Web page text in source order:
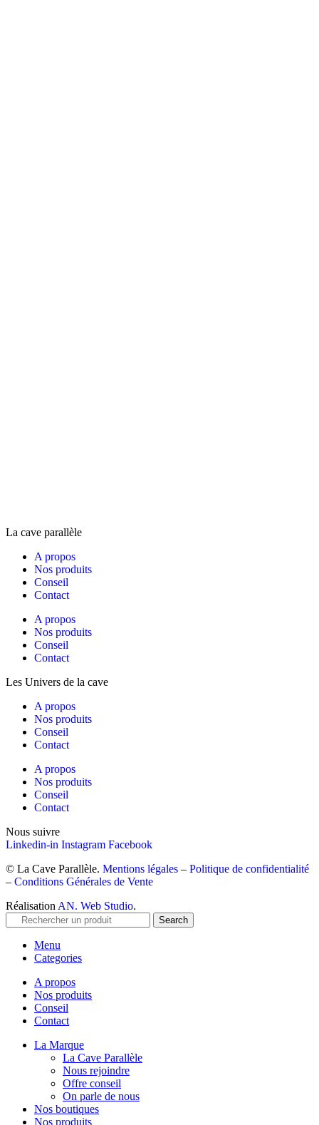
La cave parallèle
A propos
Nos produits
Conseil
Contact
A propos
Nos produits
Conseil
Contact
Les Univers de la cave
A propos
Nos produits
Conseil
Contact
A propos
Nos produits
Conseil
Contact
Nous suivre
Linkedin-in Instagram Facebook
© La Cave Parallèle. Mentions légales – Politique de confidentialité
– Conditions Générales de Vente
Réalisation AN. Web Studio.
Search
Menu
Categories
A propos
Nos produits
Conseil
Contact
La Marque
La Cave Parallèle
Nous rejoindre
Offre conseil
On parle de nous
Nos boutiques
Nos produits